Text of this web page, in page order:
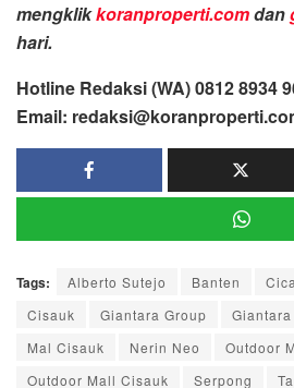
mengklikkoranproperti.comdan
hari.
Hotline Redaksi (WA) 0812 8934
Email:
Tags: Alberto Sutejo Banten
Cisauk
Giantara Group
Mal Cisauk
Nerin Neo
Outdoor
Outdoor Mall Cisauk
Serpong